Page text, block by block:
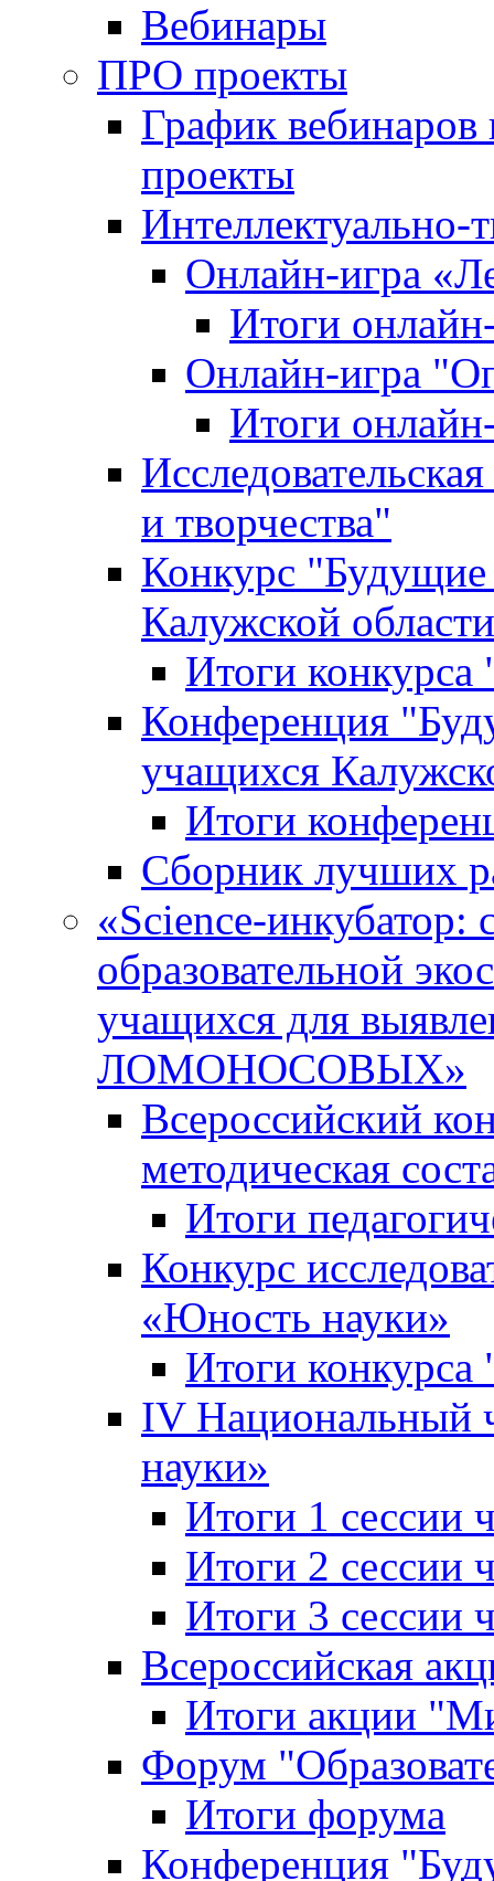
Вебинары
ПРО проекты
График
проекты
Интеллектуально-
Онлайн-игра
Итоги
Онлайн-игра
Итоги
и творчества"
Конкурс
Калужской области
Итоги
Конференция
учащихся
Итоги
Сборник лучших
«Science-инкубатор:
образовательной
учащихся для
ЛОМОНОСОВЫХ»
Всероссийский
методическая
Итоги
Конкурс
«Юность науки»
Итоги
IV
науки»
Итоги 1 сессии
Итоги 2 сессии
Итоги 3 сессии
Всероссийская
Итоги акции
Форум
Итоги форума
Конференция